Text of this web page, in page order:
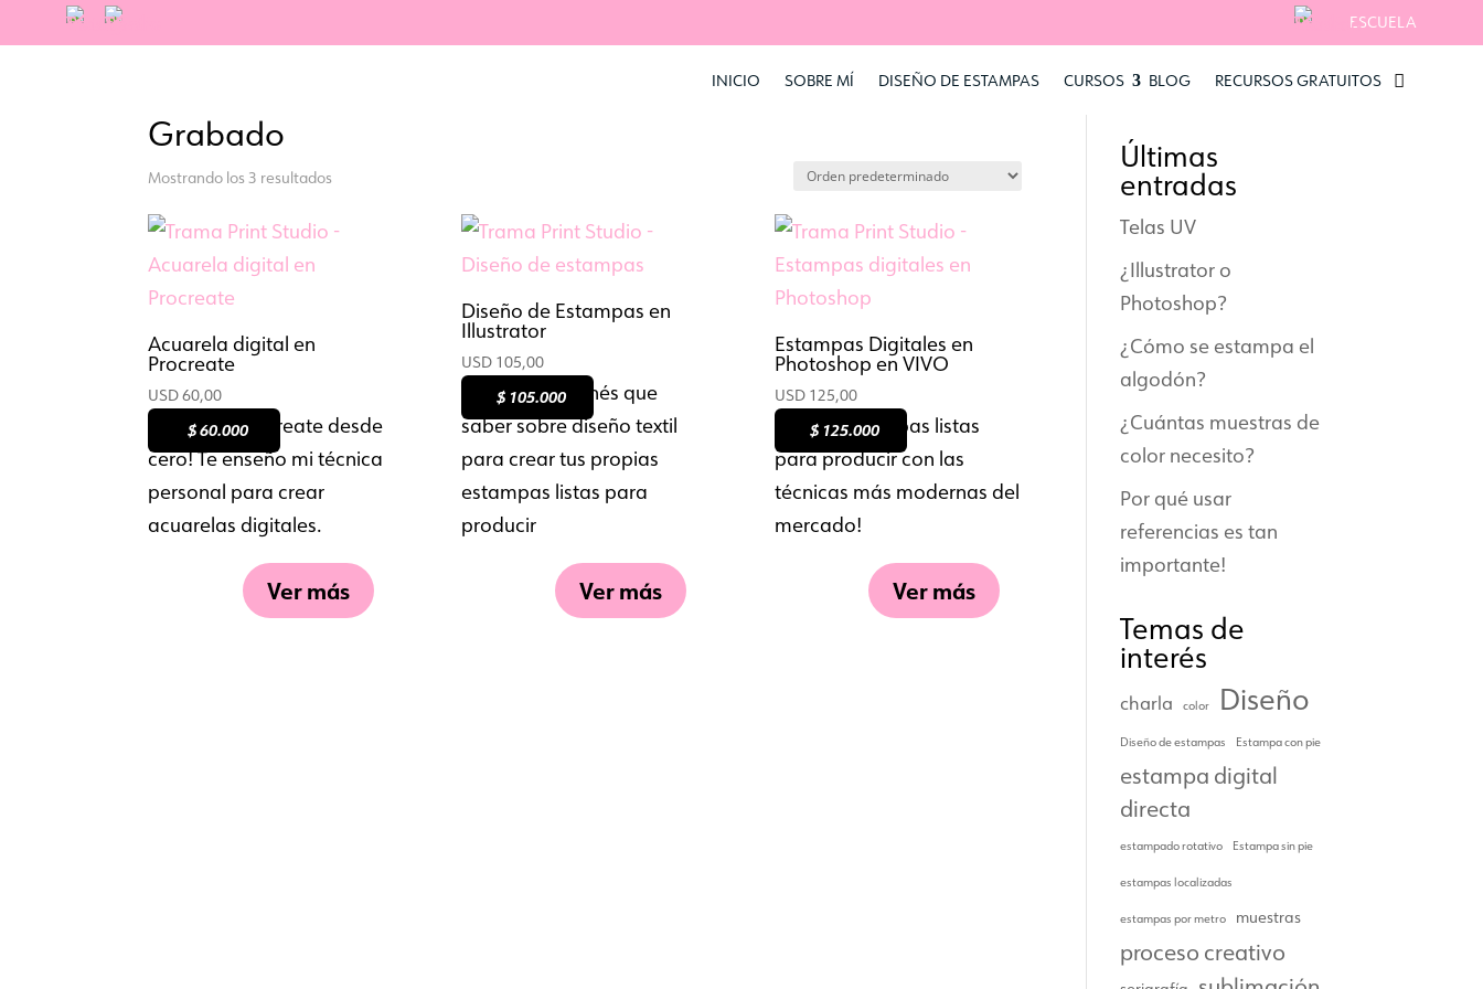
ESCUELA
INICIO SOBRE MÍ DISEÑO DE ESTAMPAS CURSOS BLOG RECURSOS GRATUITOS
Grabado
Mostrando los 3 resultados
Acuarela digital en
Procreate
USD60,00
:$ 60.000
¡Aprendé procreate desde
cero! Te enseño mi técnica
personal para crear
acuarelas digitales.
Ver más
Diseño de Estampas en
Illustrator
USD105,00
$ 105.000
Todo lo que tenés que
saber sobre diseño textil
para crear tus propias
estampas listas para
producir
Ver más
Estampas Digitales en
Photoshop en VIVO
USD125,00
$ 125.000
Diseñá estampas listas
para producir con las
técnicas más modernas del
mercado!
Ver más
Buscar
Últimas
entradas
Telas UV
¿Illustrator o
Photoshop?
¿Cómo se estampa el
algodón?
¿Cuántas muestras de
color necesito?
Por qué usar
referencias es tan
importante!
Temas de
interés
charla color Diseño
Diseño de estampas Estampa con pie
estampa digital
directa
estampado rotativo Estampa sin pie
estampas localizadas
estampas por metro muestras
proceso creativo